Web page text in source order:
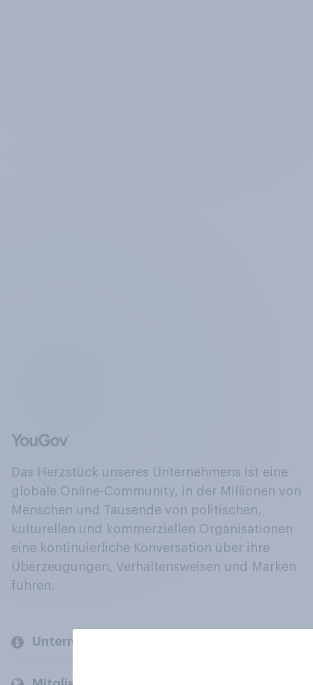
Das Herzstück unseres Unternehmens ist eine
globale Online-Community, in der Millionen von
Menschen und Tausende von politischen,
kulturellen und kommerziellen Organisationen
eine kontinuierliche Konversation über ihre
Überzeugungen, Verhaltensweisen und Marken
führen.
Unternehmen